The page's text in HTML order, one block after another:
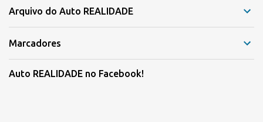
Arquivo do Auto REALIDADE
Marcadores
Auto REALIDADE no Facebook!